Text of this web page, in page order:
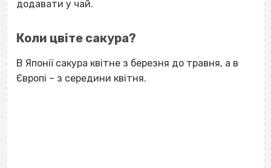
додавати у чай.
Коли цвіте сакура?
В Японії сакура квітне з березня до травня, а в
Європі – з середини квітня.